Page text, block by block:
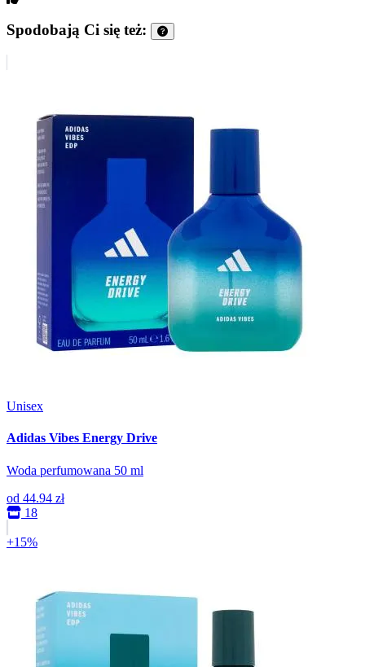
Spodobają Ci się też:
Unisex
Adidas Vibes Energy Drive
Woda perfumowana 50 ml
od 44.94 zł
18
+15%